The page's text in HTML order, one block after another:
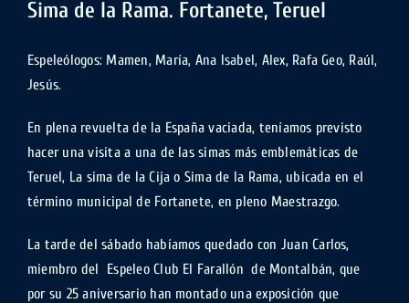
Sima de la Rama. Fortanete, Teruel
Espeleólogos: Mamen, María, Ana Isabel, Alex, Rafa Geo, Raúl,
Jesús.
En plena revuelta de la España vaciada, teníamos previsto
hacer una visita a una de las simas más emblemáticas de
Teruel, La sima de la Cija o Sima de la Rama, ubicada en el
término municipal de Fortanete, en pleno Maestrazgo.
La tarde del sábado habíamos quedado con Juan Carlos,
miembro del Espeleo Club El Farallón de Montalbán, que
por su 25 aniversario han montado una exposición que